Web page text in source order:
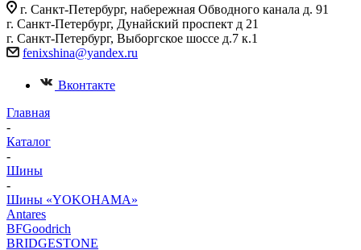
г. Санкт-Петербург, набережная Обводного канала д. 91
г. Санкт-Петербург, Дунайский проспект д 21
г. Санкт-Петербург, Выборгское шоссе д.7 к.1
fenixshina@yandex.ru
Вконтакте
Главная
-
Каталог
-
Шины
-
Шины «YOKOHAMA»
Antares
BFGoodrich
BRIDGESTONE